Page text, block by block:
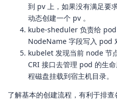
到 pv 上，如果没有满足要
动态创建一个 pv 。
kube-sheduler 负责给
NodeName 字段写入 pod
kubelet 发现当前 node 节
CRI 接口去管理 pod 的生
程磁盘挂载到宿主机目录。
了解基本的创建流程，有利于排